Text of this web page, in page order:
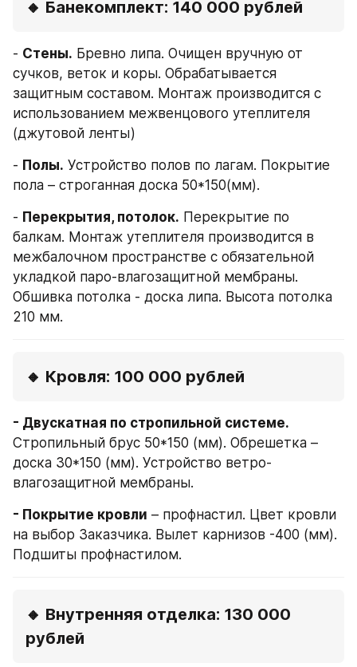
🔸 Банекомплект: 140 000 рублей
- Стены. Бревно липа. Очищен вручную от
сучков, веток и коры. Обрабатывается
защитным составом. Монтаж производится с
использованием межвенцового утеплителя
(джутовой ленты)
- Полы. Устройство полов по лагам. Покрытие
пола – строганная доска 50*150(мм).
- Перекрытия, потолок. Перекрытие по
балкам. Монтаж утеплителя производится в
межбалочном пространстве с обязательной
укладкой паро-влагозащитной мембраны.
Обшивка потолка - доска липа. Высота потолка
210 мм.
🔸 Кровля: 100 000 рублей
- Двускатная по стропильной системе.
Стропильный брус 50*150 (мм). Обрешетка –
доска 30*150 (мм). Устройство ветро-
влагозащитной мембраны.
- Покрытие кровли – профнастил. Цвет кровли
на выбор Заказчика. Вылет карнизов -400 (мм).
Подшиты профнастилом.
🔸 Внутренняя отделка: 130 000
рублей